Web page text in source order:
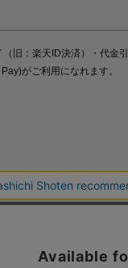
旧：楽天ID決済）・代金引
がご利用になれます。
シー